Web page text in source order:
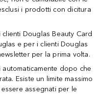
i prodotti con dicitura
Douglas Beauty Card
e per i clienti Douglas
per la prima volta.
dopo che
Esiste un limite massimo
assegnati per le